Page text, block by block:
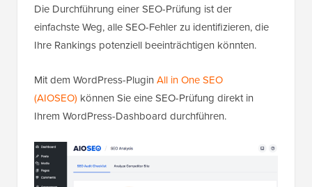
Die Durchführung einer SEO-Prüfung ist der
einfachste Weg, alle SEO-Fehler zu identifizieren, die
Ihre Rankings potenziell beeinträchtigen könnten.
Mit dem WordPress-Plugin All in One SEO
(AIOSEO) können Sie eine SEO-Prüfung direkt in
Ihrem WordPress-Dashboard durchführen.